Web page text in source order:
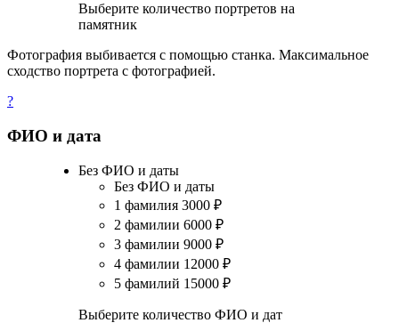
Выберите количество портретов на
памятник
Фотография выбивается с помощью станка. Максимальное
сходство портрета с фотографией.
?
ФИО и дата
Без ФИО и даты
Без ФИО и даты
1 фамилия 3000 ₽
2 фамилии 6000 ₽
3 фамилии 9000 ₽
4 фамилии 12000 ₽
5 фамилий 15000 ₽
Выберите количество ФИО и дат